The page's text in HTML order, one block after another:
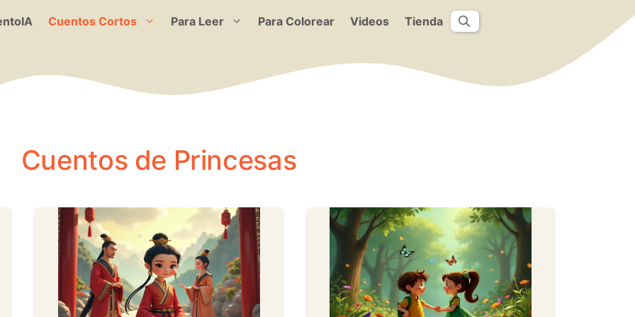
Cuentos Cortos Para Leer Para Colorear Videos Tienda
Cuentos de Princesas